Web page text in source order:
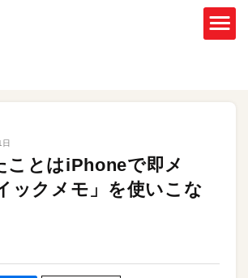
ことはiPhoneで即メ
ックメモ」を使いこな